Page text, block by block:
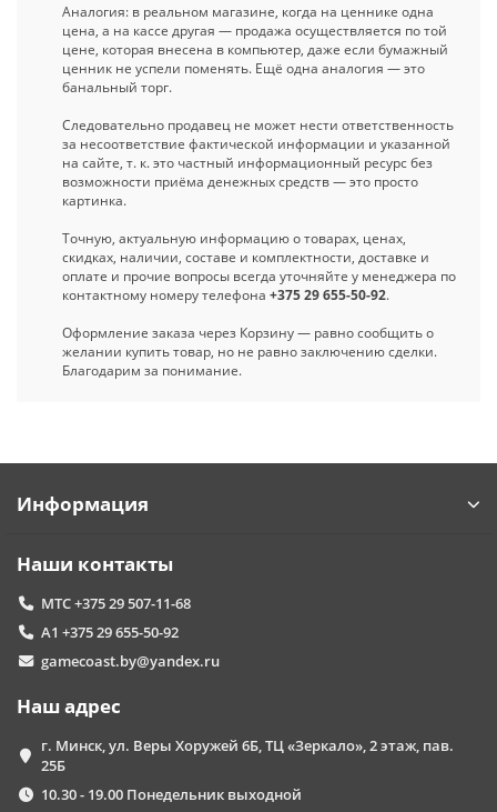
Аналогия: в реальном магазине, когда на ценнике одна
цена, а на кассе другая — продажа осуществляется по той
цене, которая внесена в компьютер, даже если бумажный
ценник не успели поменять. Ещё одна аналогия — это
банальный торг.
Следовательно продавец не может нести ответственность
за несоответствие фактической информации и указанной
на сайте, т. к. это частный информационный ресурс без
возможности приёма денежных средств — это просто
картинка.
Точную, актуальную информацию о товарах, ценах,
скидках, наличии, составе и комплектности, доставке и
оплате и прочие вопросы всегда уточняйте у менеджера по
контактному номеру телефона +375 29 655-50-92.
Оформление заказа через Корзину — равно сообщить о
желании купить товар, но не равно заключению сделки.
Благодарим за понимание.
Информация
Наши контакты
МТС +375 29 507-11-68
А1 +375 29 655-50-92
gamecoast.by@yandex.ru
Наш адрес
г. Минск, ул. Веры Хоружей 6Б, ТЦ «Зеркало», 2 этаж, пав.
25Б
10.30 - 19.00 Понедельник выходной